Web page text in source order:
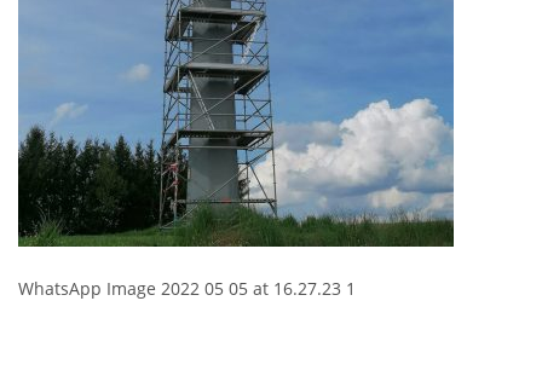
WhatsApp Image 2022 05 05 at 16.27.23 1